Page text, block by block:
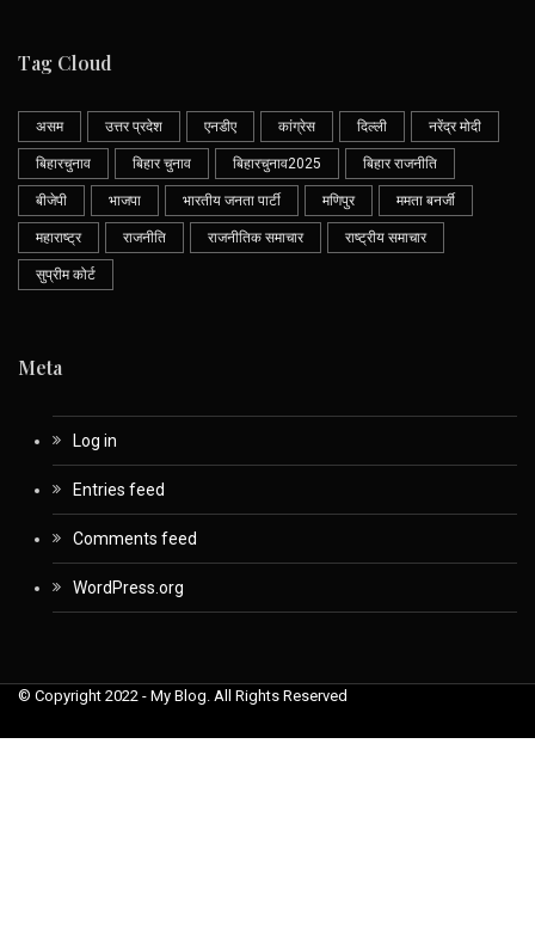
Tag Cloud
असम उत्तर प्रदेश एनडीए कांग्रेस दिल्ली नरेंद्र मोदी
बिहारचुनाव बिहार चुनाव बिहारचुनाव2025 बिहार राजनीति
बीजेपी भाजपा भारतीय जनता पार्टी मणिपुर ममता बनर्जी
महाराष्ट्र राजनीति राजनीतिक समाचार राष्ट्रीय समाचार
सुप्रीम कोर्ट
Meta
Log in
Entries feed
Comments feed
WordPress.org
© Copyright 2022 - My Blog. All Rights Reserved